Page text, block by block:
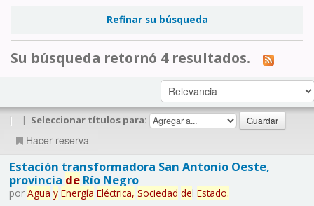
Refinar su búsqueda
Su búsqueda retornó 4 resultados.
| | Seleccionar títulos para:
Hacer reserva
Estación transformadora San Antonio Oeste,
provincia deRío Negro
por Agua y Energía Eléctrica, Sociedad del Estado.